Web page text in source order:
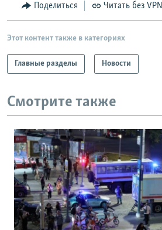
Поделиться Читать без VPN
Этот контент также в категориях
Главные разделы Новости
Смотрите также